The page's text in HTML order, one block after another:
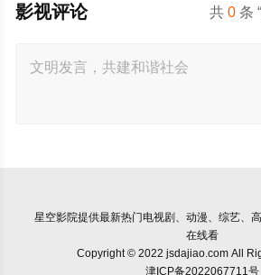
共0 条
影视评论
星空影院提供最新热门电视剧、动漫、综艺、
在线看
Copyright © 2022 jsdajiao.com All
津ICP备2022067711号